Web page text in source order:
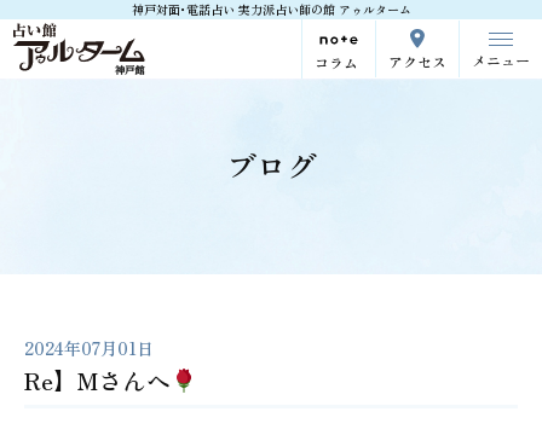
神戸対面･電話占い 実力派占い師の館 アゥルターム
コラム アクセス メニュー
ブログ
2024年07月01日
Re】Mさんへ